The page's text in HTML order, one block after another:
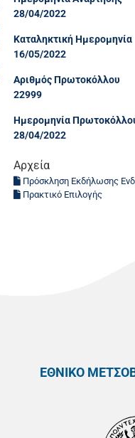
28/04/2022
Καταληκτική Ημερομηνία
16/05/2022
Αριθμός Πρωτοκόλλου
22999
Ημερομηνία
28/04/2022
Αρχεία
Πρόσκληση Εκδήλωσης
Πρακτικό Επιλογής
ΕΘΝΙΚΟ